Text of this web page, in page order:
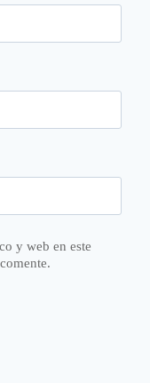
y web en este